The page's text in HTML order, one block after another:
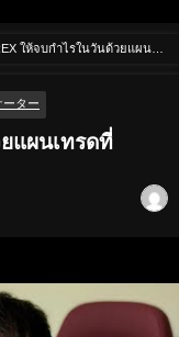
ให้จบกำไรในวันด้วยแผน
ーター
แผนเทรดที่